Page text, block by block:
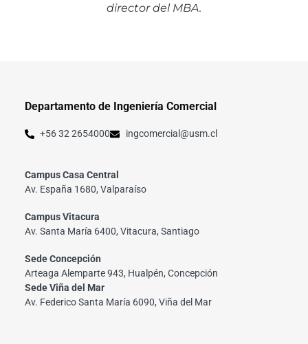
director del MBA.
Departamento de Ingeniería Comercial
+56 32 2654000 ingcomercial@usm.cl
Campus Casa Central
Av. España 1680, Valparaíso
Campus Vitacura
Av. Santa María 6400, Vitacura, Santiago
Sede Concepción
Arteaga Alemparte 943, Hualpén, Concepción
Sede Viña del Mar
Av. Federico Santa María 6090, Viña del Mar